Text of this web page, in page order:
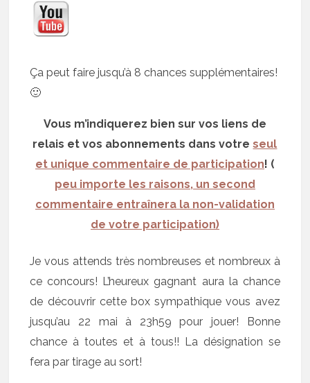
Ça peut faire jusqu’à 8 chances supplémentaires!
🙂
Vous m’indiquerez bien sur vos liens de
relais et vos abonnements dans votreseul
et unique commentaire de participation! (
peu importe les raisons, un second
commentaire entraînera la non-validation
de votre participation)
Je vous attends très nombreuses et nombreux à
ce concours! L’heureux gagnant aura la chance
de découvrir cette box sympathique vous avez
jusqu’au 22 mai à 23h59 pour jouer! Bonne
chance à toutes et à tous!! La désignation se
fera par tirage au sort!